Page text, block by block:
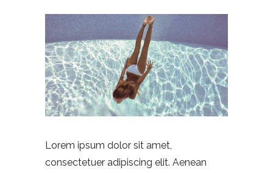
Lorem ipsum dolor sit amet,
consectetuer adipiscing elit. Aenean